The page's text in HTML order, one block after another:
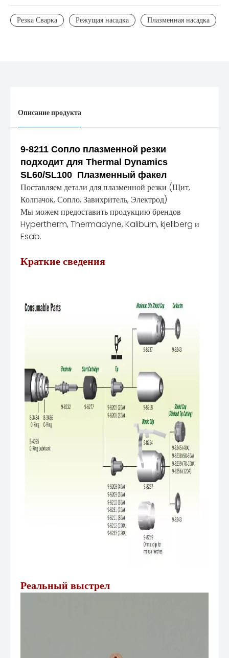
Резка Сварка Режущая насадка Плазменная насадка
Описание продукта
9-8211 Сопло плазменной резки
подходит для Thermal Dynamics
SL60/SL100 Плазменный факел
Поставляем детали для плазменной резки (Щит,
Колпачок, Сопло, Завихритель, Электрод)
Мы можем предоставить продукцию брендов
Hypertherm, Thermadyne, Kaliburn, kjellberg и
Esab.
Краткие сведения
Реальный выстрел